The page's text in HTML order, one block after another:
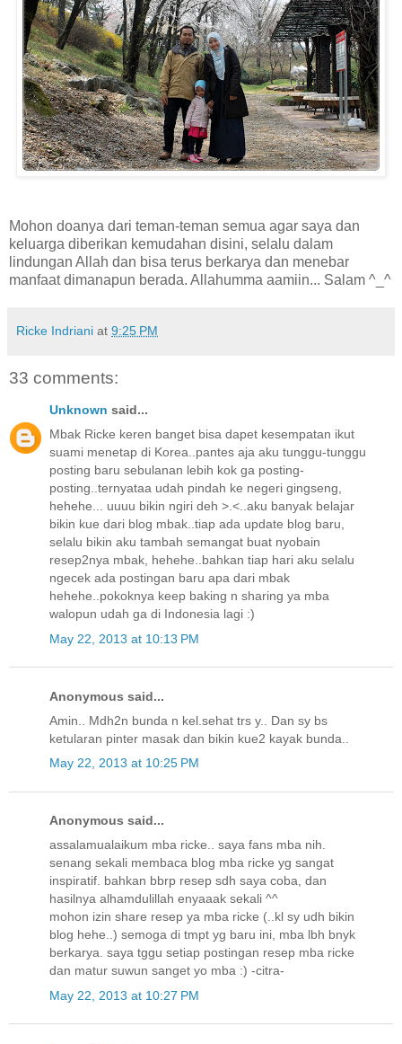
Mohon doanya dari teman-teman semua agar saya dan
keluarga diberikan kemudahan disini, selalu dalam
lindungan Allah dan bisa terus berkarya dan menebar
manfaat dimanapun berada. Allahumma aamiin... Salam ^_^
Ricke Indriani at 9:25 PM
33 comments:
Unknown said...
Mbak Ricke keren banget bisa dapet kesempatan ikut
suami menetap di Korea..pantes aja aku tunggu-tunggu
posting baru sebulanan lebih kok ga posting-
posting..ternyataa udah pindah ke negeri gingseng,
hehehe... uuuu bikin ngiri deh >.<..aku banyak belajar
bikin kue dari blog mbak..tiap ada update blog baru,
selalu bikin aku tambah semangat buat nyobain
resep2nya mbak, hehehe..bahkan tiap hari aku selalu
ngecek ada postingan baru apa dari mbak
hehehe..pokoknya keep baking n sharing ya mba
walopun udah ga di Indonesia lagi :)
May 22, 2013 at 10:13 PM
Anonymous said...
Amin.. Mdh2n bunda n kel.sehat trs y.. Dan sy bs
ketularan pinter masak dan bikin kue2 kayak bunda..
May 22, 2013 at 10:25 PM
Anonymous said...
assalamualaikum mba ricke.. saya fans mba nih.
senang sekali membaca blog mba ricke yg sangat
inspiratif. bahkan bbrp resep sdh saya coba, dan
hasilnya alhamdulillah enyaaak sekali ^^
mohon izin share resep ya mba ricke (..kl sy udh bikin
blog hehe..) semoga di tmpt yg baru ini, mba lbh bnyk
berkarya. saya tggu setiap postingan resep mba ricke
dan matur suwun sanget yo mba :) -citra-
May 22, 2013 at 10:27 PM